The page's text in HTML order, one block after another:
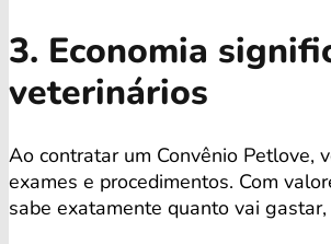
3. Economia
veterinários
Ao contratar um Convênio Petlove,
exames e procedimentos. Com
sabe exatamente quanto vai